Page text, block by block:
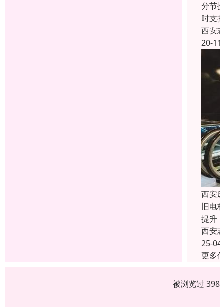
分节
时支
西安
20-
西安
旧电
提升
西安
25-
更多
被浏览过